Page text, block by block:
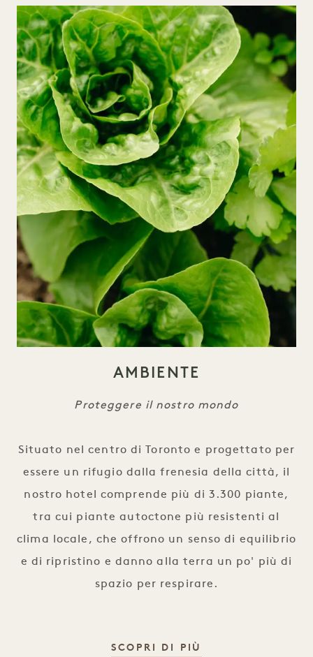
AMBIENTE
Proteggere il nostro mondo
Situato nel centro di Toronto e progettato per
essere un rifugio dalla frenesia della città, il
nostro hotel comprende più di 3.300 piante,
tra cui piante autoctone più resistenti al
clima locale, che offrono un senso di equilibrio
e di ripristino e danno alla terra un po' più di
spazio per respirare.
SCOPRI DI PIÙ